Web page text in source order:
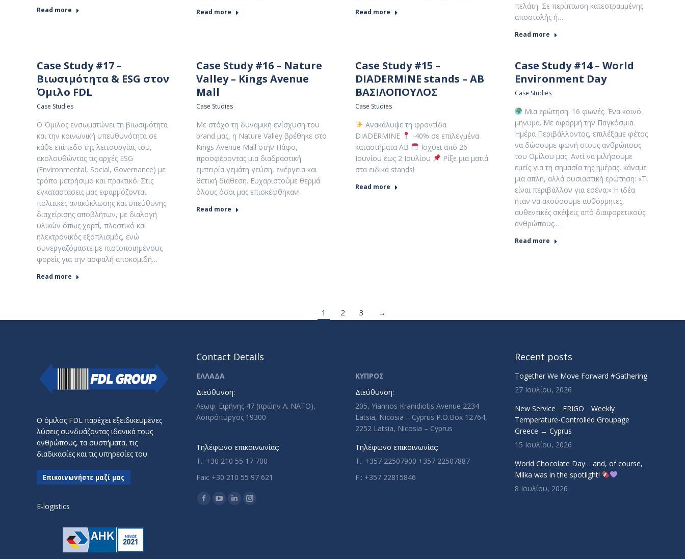
Read more Read more Read more
πελάτη. Σε περίπτωση κατεστραμμένης
αποστολής ή…
Read more
Case Study #17 –
Βιωσιμότητα & ESG στον
Όμιλο FDL
Case Studies
Ο Όμιλος ενσωματώνει τη βιωσιμότητα
και την κοινωνική υπευθυνότητα σε
κάθε επίπεδο της λειτουργίας του,
ακολουθώντας τις αρχές ESG
(Environmental, Social, Governance) με
τρόπο μετρήσιμο και πρακτικό. Στις
εγκαταστάσεις μας εφαρμόζονται
πολιτικές ανακύκλωσης και υπεύθυνης
διαχείρισης αποβλήτων, με διαλογή
υλικών όπως χαρτί, πλαστικό και
ηλεκτρονικός εξοπλισμός, ενώ
συνεργαζόμαστε με πιστοποιημένους
φορείς για την ασφαλή αποκομιδή…
Read more
Case Study #16 – Nature
Valley – Kings Avenue
Mall
Case Studies
Με στόχο τη δυναμική ενίσχυση του
brand μας, η Nature Valley βρέθηκε στο
Kings Avenue Mall στην Πάφο,
προσφέροντας μια διαδραστική
εμπειρία γεμάτη γεύση, ενέργεια και
θετική διάθεση. Ευχαριστούμε θερμά
όλους όσοι μας επισκέφθηκαν!
Read more
Case Study #15 –
DIADERMINE stands – ΑΒ
ΒΑΣΙΛΟΠΟΥΛΟΣ
Case Studies
Ανακάλυψε τη φροντίδα
DIADERMINE
-40% σε επιλεγμένα
καταστήματα ΑΒ
Ισχύει από 26
Ιουνίου έως 2 Ιουλίου
Ρίξε μια ματιά
στα ειδικά stands!
Read more
Case Study #14 – World
Environment Day
Case Studies
Μια ερώτηση. 16 φωνές. Ένα κοινό
μήνυμα. Με αφορμή την Παγκόσμια
Ημέρα Περιβάλλοντος, επιλέξαμε φέτος
να δώσουμε φωνή στους ανθρώπους
του Ομίλου μας. Αντί να μιλήσουμε
εμείς για τη σημασία της ημέρας, κάναμε
μια απλή, αλλά ουσιαστική ερώτηση: «Τι
είναι περιβάλλον για εσένα;» Η ιδέα
ήταν να ακούσουμε αυθόρμητες,
αυθεντικές σκέψεις από διαφορετικούς
ανθρώπους…
Read more
1 2 3 →
Ο όμιλος FDL παρέχει εξειδικευμένες
λύσεις συνδυάζοντας ιδανικά τους
ανθρώπους, τα συστήματα, τις
διαδικασίες και τις υπηρεσίες του.
Επικοινωνήστε μαζί μας
E-logistics
Contact Details
ΕΛΛΑΔΑ
Διεύθυνση:
Λεωφ. Ειρήνης 47 (πρώην Λ. ΝΑΤΟ),
Ασπρόπυργος 19300
Τηλέφωνο επικοινωνίας:
T.: +30 210 55 17 700
Fax: +30 210 55 97 621
Find us on:
FacebookYouTubeLinkedinInstagram
ΚΥΠΡΟΣ
Διεύθυνση:
205, Yiannos Kranidiotis Avenue 2234
Latsia, Nicosia – Cyprus P.O.Box 12764,
2252 Latsia, Nicosia – Cyprus
Τηλέφωνο επικοινωνίας:
T.: +357 22507900 +357 22507887
F.: +357 22815846
Recent posts
Together We Move Forward #Gathering
27 Ιουλίου, 2026
New Service _ FRIGO _ Weekly
Temperature-Controlled Groupage
Greece → Cyprus
15 Ιουλίου, 2026
World Chocolate Day… and, of course,
Milka was in the spotlight!
8 Ιουλίου, 2026